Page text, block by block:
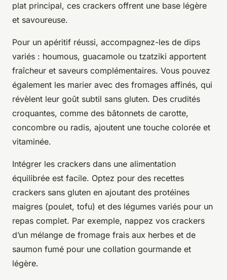
plat principal, ces crackers offrent une base légère
et savoureuse.
Pour un apéritif réussi, accompagnez-les de dips
variés : houmous, guacamole ou tzatziki apportent
fraîcheur et saveurs complémentaires. Vous pouvez
également les marier avec des fromages affinés, qui
révèlent leur goût subtil sans gluten. Des crudités
croquantes, comme des bâtonnets de carotte,
concombre ou radis, ajoutent une touche colorée et
vitaminée.
Intégrer les crackers dans une alimentation
équilibrée est facile. Optez pour des recettes
crackers sans gluten en ajoutant des protéines
maigres (poulet, tofu) et des légumes variés pour un
repas complet. Par exemple, nappez vos crackers
d’un mélange de fromage frais aux herbes et de
saumon fumé pour une collation gourmande et
légère.